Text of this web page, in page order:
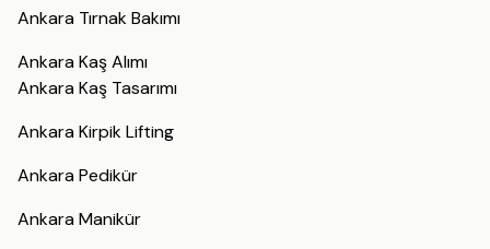
Ankara Tırnak Bakımı
Ankara Kaş Alımı
Ankara Kaş Tasarımı
Ankara Kirpik Lifting
Ankara Pedikür
Ankara Manikür